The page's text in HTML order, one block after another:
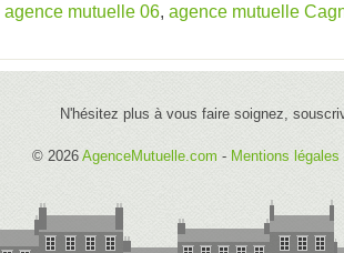
agence mutuelle 06, agence mutuelle
N'hésitez plus à vous faire soignez,
© 2026 AgenceMutuelle.com - Mentions légales